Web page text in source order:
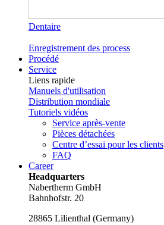
Dentaire
Enregistrement des process
Procédé
Service
Liens rapide
Manuels d'utilisation
Distribution mondiale
Tutoriels vidéos
Service après-vente
Pièces détachées
Centre d’essai pour les clients
FAQ
Career
Headquarters
Nabertherm GmbH
Bahnhofstr. 20
28865 Lilienthal (Germany)